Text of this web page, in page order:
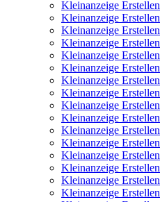
Kleinanzeige Erstellen
Kleinanzeige Erstellen
Kleinanzeige Erstellen
Kleinanzeige Erstellen
Kleinanzeige Erstellen
Kleinanzeige Erstellen
Kleinanzeige Erstellen
Kleinanzeige Erstellen
Kleinanzeige Erstellen
Kleinanzeige Erstellen
Kleinanzeige Erstellen
Kleinanzeige Erstellen
Kleinanzeige Erstellen
Kleinanzeige Erstellen
Kleinanzeige Erstellen
Kleinanzeige Erstellen